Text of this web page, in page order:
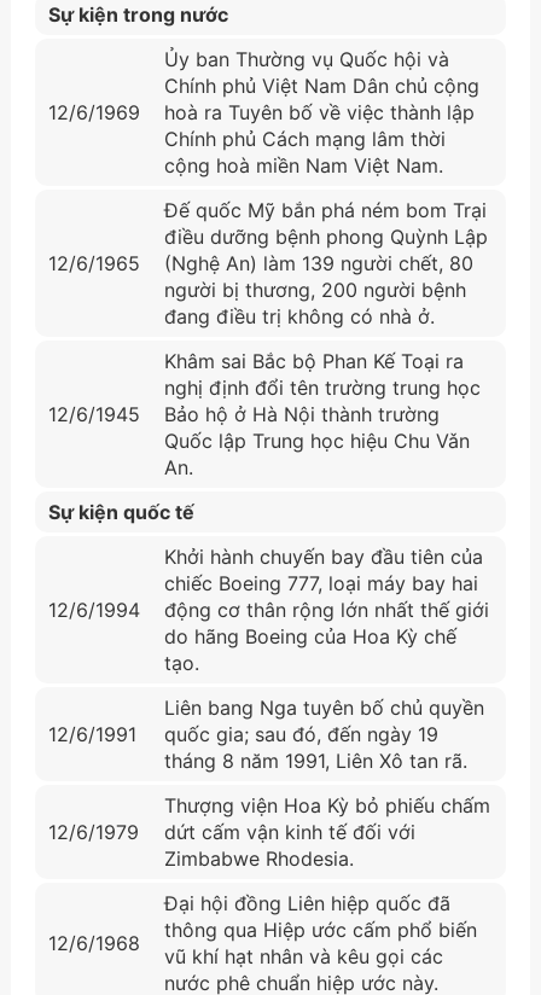
Sự kiện trong nước
12/6/1969
Ủy ban Thường vụ Quốc hội và
Chính phủ Việt Nam Dân chủ cộng
hoà ra Tuyên bố về việc thành lập
Chính phủ Cách mạng lâm thời
cộng hoà miền Nam Việt Nam.
12/6/1965
Đế quốc Mỹ bắn phá ném bom Trại
điều dưỡng bệnh phong Quỳnh Lập
(Nghệ An) làm 139 người chết, 80
người bị thương, 200 người bệnh
đang điều trị không có nhà ở.
12/6/1945
Khâm sai Bắc bộ Phan Kế Toại ra
nghị định đổi tên trường trung học
Bảo hộ ở Hà Nội thành trường
Quốc lập Trung học hiệu Chu Vǎn
An.
Sự kiện quốc tế
12/6/1994
Khởi hành chuyến bay đầu tiên của
chiếc Boeing 777, loại máy bay hai
động cơ thân rộng lớn nhất thế giới
do hãng Boeing của Hoa Kỳ chế
tạo.
12/6/1991
Liên bang Nga tuyên bố chủ quyền
quốc gia; sau đó, đến ngày 19
tháng 8 năm 1991, Liên Xô tan rã.
12/6/1979
Thượng viện Hoa Kỳ bỏ phiếu chấm
dứt cấm vận kinh tế đối với
Zimbabwe Rhodesia.
12/6/1968
Đại hội đồng Liên hiệp quốc đã
thông qua Hiệp ước cấm phổ biến
vũ khí hạt nhân và kêu gọi các
nước phê chuẩn hiệp ước này.